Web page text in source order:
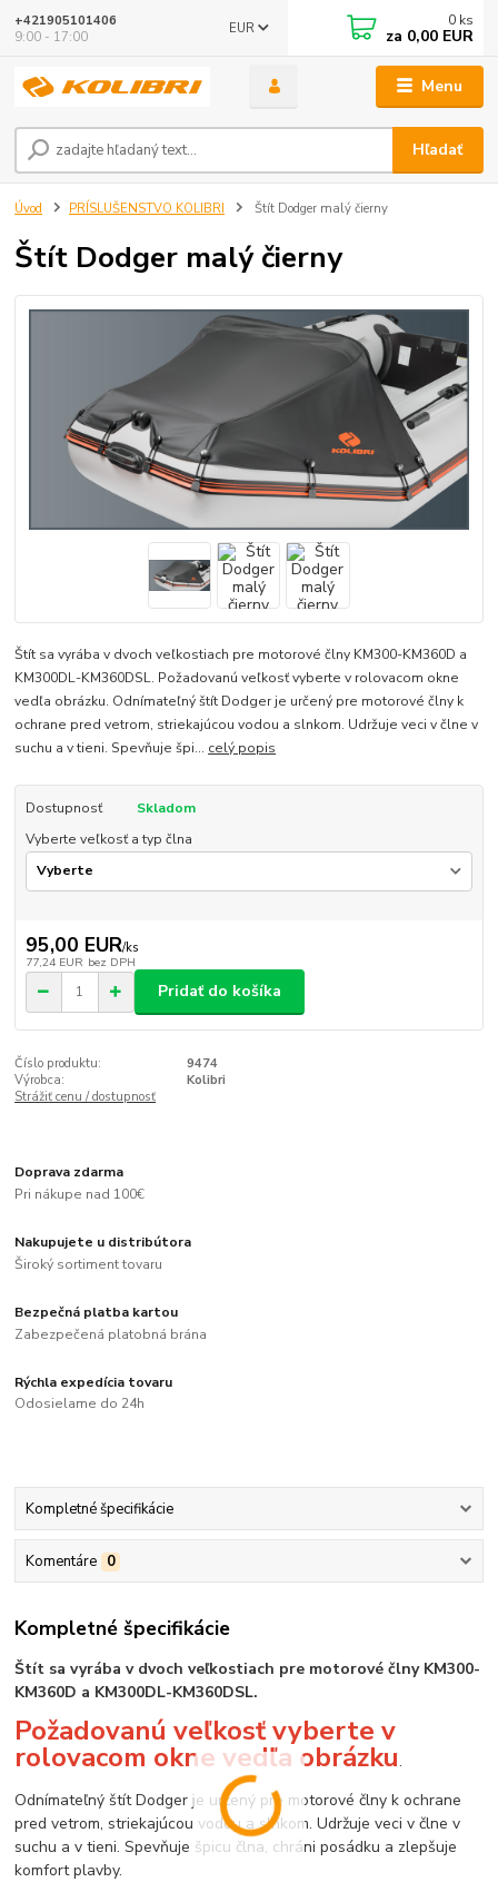
Menu
EUR
Hľadať
+421905101406
9:00 - 17:00
0 ks
za 0,00 EUR
Úvod PRÍSLUŠENSTVO KOLIBRI Štít Dodger malý čierny
Štít Dodger malý čierny
Štít sa vyrába v dvoch veľkostiach pre motorové člny KM300-KM360D a
KM300DL-KM360DSL. Požadovanú veľkosť vyberte v rolovacom okne
vedľa obrázku. Odnímateľný štít Dodger je určený pre motorové člny k
ochrane pred vetrom, striekajúcou vodou a slnkom. Udržuje veci v člne v
suchu a v tieni. Spevňuje špi... celý popis
Dostupnosť
Skladom
Vyberte veľkosť a typ člna
95,00 EUR/ks
77,24 EUR bez DPH
Pridať do košíka
Číslo produktu:
9474
Výrobca:
Kolibri
Strážiť cenu / dostupnosť
Doprava zdarma
Pri nákupe nad 100€
Nakupujete u distribútora
Široký sortiment tovaru
Bezpečná platba kartou
Zabezpečená platobná brána
Rýchla expedícia tovaru
Odosielame do 24h
Kompletné špecifikácie
Komentáre 0
Kompletné špecifikácie
Štít sa vyrába v dvoch veľkostiach pre motorové člny KM300-
KM360D a KM300DL-KM360DSL.
Požadovanú veľkosť vyberte v
rolovacom okne vedľa obrázku.
Odnímateľný štít Dodger je určený pre motorové člny k ochrane
pred vetrom, striekajúcou vodou a slnkom. Udržuje veci v člne v
suchu a v tieni. Spevňuje špicu člna, chráni posádku a zlepšuje
komfort plavby.